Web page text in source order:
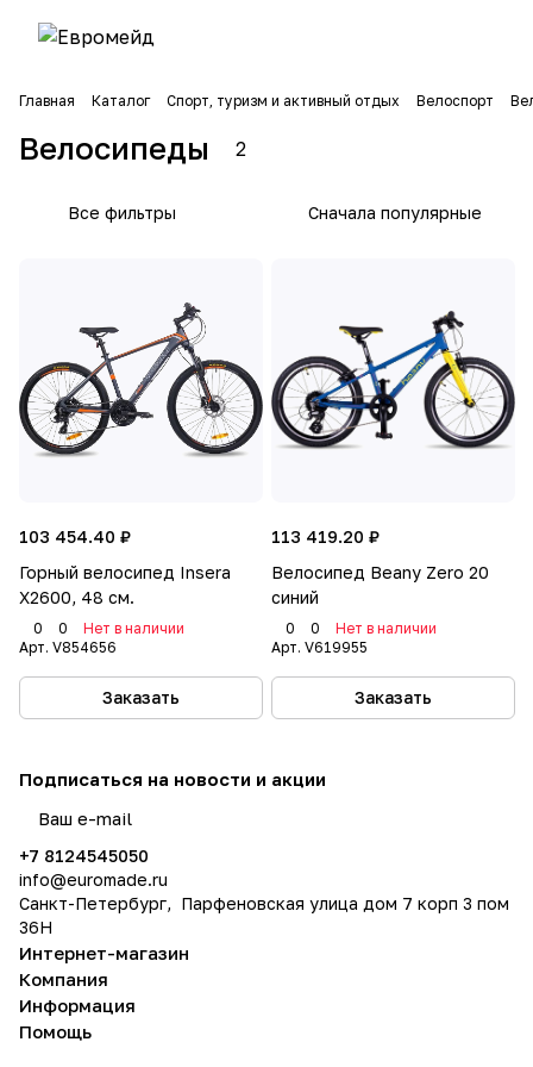
Главная Каталог Спорт, туризм и активный отдых Велоспорт
Велосипеды 2
Все фильтры Сначала популярные
103 454.40 ₽
Горный велосипед Insera
X2600, 48 см.
0 0
Нет в наличии
Арт. V854656
Заказать
113 419.20 ₽
Велосипед Beany Zero 20
синий
0 0
Нет в наличии
Арт. V619955
Заказать
Подписаться на новости и акции
+7 8124545050
info@euromade.ru
Санкт-Петербург, Парфеновская улица дом 7 корп 3 пом
36Н
Интернет-магазин
Компания
Информация
Помощь